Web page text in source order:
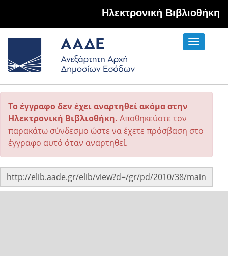
Hλεκτρονική Βιβλιοθήκη
Toggle
Το έγγραφο δεν έχει αναρτηθεί ακόμα στην
Ηλεκτρονική Βιβλιοθήκη. Αποθηκεύστε τον
παρακάτω σύνδεσμο ώστε να έχετε πρόσβαση στο
έγγραφο αυτό όταν αναρτηθεί.